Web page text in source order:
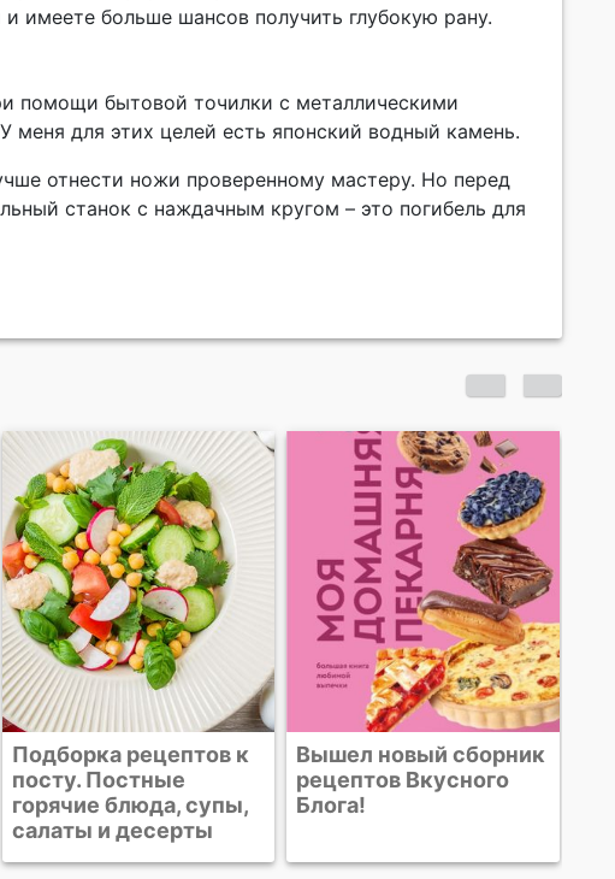
имеете больше шансов получить глубокую рану.
помощи бытовой точилки с металлическими
для этих целей есть японский водный камень.
отнести ножи проверенному мастеру. Но перед
станок с наждачным кругом – это погибель для
Вышел новый сборник
рецептов Вкусного
Блога!
На бегу о Грузии. Про
замороженные ягоды